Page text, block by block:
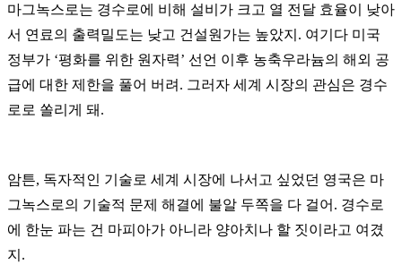
마그녹스로는 경수로에 비해 설비가 크고 열 전달 효율이 낮아
서 연료의 출력밀도는 낮고 건설원가는 높았지 . 여기다 미국
정부가 ‘평화를 위한 원자력’ 선언 이후 농축우라늄의 해외 공
급에 대한 제한을 풀어 버려 . 그러자 세계 시장의 관심은 경수
로로 쏠리게 돼 .
암튼, 독자적인 기술로 세계 시장에 나서고 싶었던 영국은 마
그녹스로의 기술적 문제 해결에 불알 두쪽을 다 걸어 . 경수로
에 한눈 파는 건 마피아가 아니라 양아치나 할 짓이라고 여겼
지 .